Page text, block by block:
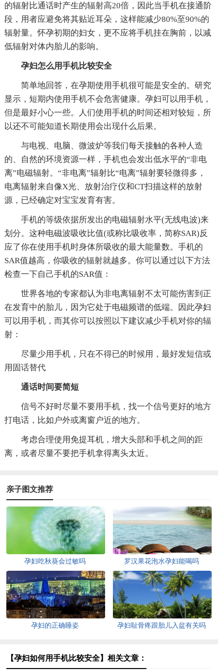
的辐射比通话时产生的辐射高20倍，因此当手机在接通阶
段，用者应避免将其贴近耳朵，这样能减少80%至90%的
辐射量。怀孕初期的妇女，更不应将手机挂在胸前，以减
低辐射对体内胎儿的影响。
孕妇怎么用手机比较安全
简单地回答，在孕期使用手机很可能是安全的。研究
显示，短期内使用手机不会危害健康。孕妇可以用手机，
但是最好小心一些。人们使用手机的时间还相对较短，所
以还不可能知道长期使用会出现什么后果。
与电视、电脑、微波炉等我们每天接触的各种人造
的、自然的环境资源一样，手机也会发出低水平的“非电
离”电磁辐射。“非电离”辐射比“电离”辐射要轻微得多，
电离辐射来自像X光、放射治疗仪和CT扫描这样的放射
源，已经确定对宝宝发育有害。
手机的等级依据所发出的电磁辐射水平(无线电波)来
划分。这种电磁波吸收比值(或称比吸收率，简称SAR)反
应了你在使用手机时身体所吸收的最大能量数。手机的
SAR值越高，你吸收的辐射就越多。你可以通过以下方法
检查一下自己手机的SAR值：
世界各地的专家都认为非电离辐射不太可能伤害到正
在发育中的胎儿，因为它处于电磁频谱的低端。因此孕妇
可以用手机，而其你可以按照以下建议减少手机对你的辐
射：
尽量少用手机，只在不得已的时候用，最好发短信或
用固话替代
通话时间要简短
信号不好时尽量不要用手机，找一个信号更好的地方
打电话，比如户外或离窗户近的地方。
考虑合理使用免提耳机，增大头部和手机之间的距
离，或者尽量不要把手机拿得离头太近。
亲子图文推荐
孕妇吃秋葵会过敏吗 罗汉果花泡水孕妇能喝吗
孕妇的正确睡姿 孕妇耻骨疼跟胎儿入盆有关吗
【孕妇如何用手机比较安全】相关文章：